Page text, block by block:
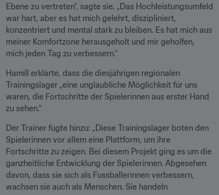
Ebene zu vertreten“, sagte sie. „Das Hochleistungsumfeld
war hart, aber es hat mich gelehrt, diszipliniert,
konzentriert und mental stark zu bleiben. Es hat mich aus
meiner Komfortzone herausgeholt und mir geholfen,
mich jeden Tag zu verbessern.“
Hamill erklärte, dass die diesjährigen regionalen
Trainingslager „eine unglaubliche Möglichkeit für uns
waren, die Fortschritte der Spielerinnen aus erster Hand
zu sehen.“
Der Trainer fügte hinzu: „Diese Trainingslager boten den
Spielerinnen vor allem eine Plattform, um ihre
Fortschritte zu zeigen. Bei diesem Projekt ging es um die
ganzheitliche Entwicklung der Spielerinnen. Abgesehen
davon, dass sie sich als Fussballerinnen verbessern,
wachsen sie auch als Menschen. Sie handeln